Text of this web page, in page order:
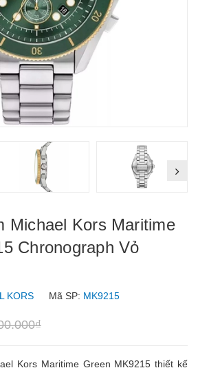
Michael Kors Maritime
Chronograph Vỏ
KORS Mã SP: MK9215
Kors Maritime Green MK9215 thiết kế